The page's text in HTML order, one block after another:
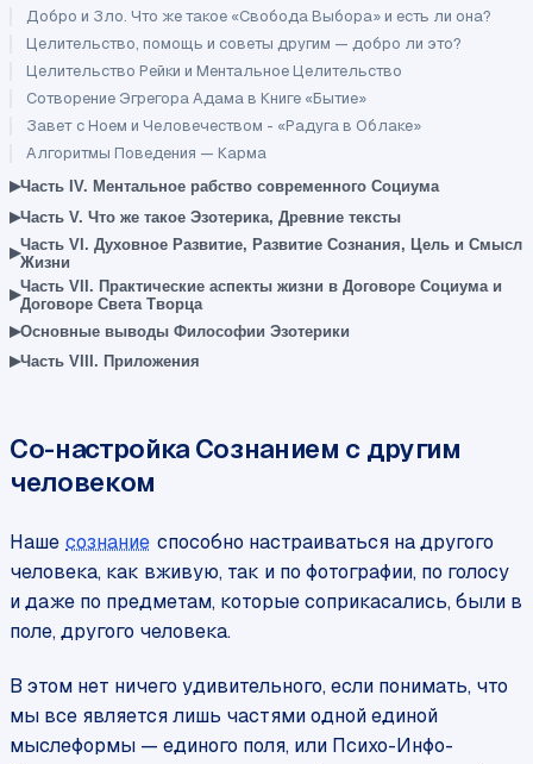
Добро и Зло. Что же такое «Свобода Выбора» и есть ли она?
Целительство, помощь и советы другим — добро ли это?
Целительство Рейки и Ментальное Целительство
Сотворение Эгрегора Адама в Книге «Бытие»
Завет с Ноем и Человечеством - «Радуга в Облаке»
Алгоритмы Поведения — Карма
▸Часть IV. Ментальное рабство современного Социума
▸Часть V. Что же такое Эзотерика, Древние тексты
▸Часть VI. Духовное Развитие, Развитие Сознания, Цель и Смысл
Жизни
▸Часть VII. Практические аспекты жизни в Договоре Социума и
Договоре Света Творца
▸Основные выводы Философии Эзотерики
▸Часть VIII. Приложения
Со-настройка Сознанием с другим
человеком
Наше сознание способно настраиваться на другого
человека, как вживую, так и по фотографии, по голосу
и даже по предметам, которые соприкасались, были в
поле, другого человека.
В этом нет ничего удивительного, если понимать, что
мы все является лишь частями одной единой
мыслеформы — единого поля, или Психо-Инфо-